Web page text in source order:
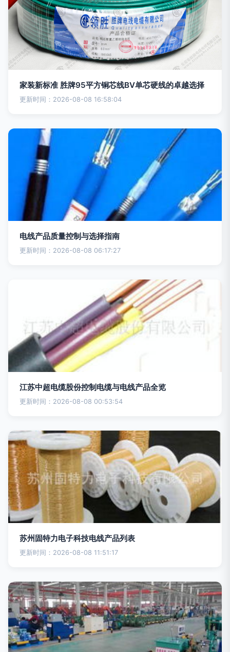
家装新标准 胜牌95平方铜芯线BV单芯硬线的卓越选择
更新时间：2026-08-08 16:58:04
电线产品质量控制与选择指南
更新时间：2026-08-08 06:17:27
江苏中超电缆股份控制电缆与电线产品全览
更新时间：2026-08-08 00:53:54
苏州固特力电子科技电线产品列表
更新时间：2026-08-08 11:51:17